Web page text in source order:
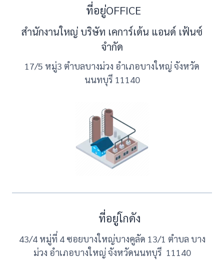
ที่อยู่OFFICE
สำนักงานใหญ่ บริษัท เคการ์เด้น แอนด์ เฟ้นซ์
จำกัด
17/5 หมู่3 ตำบลบางม่วง อำเภอบางใหญ่ จังหวัด
นนทบุรี 11140
ที่อยู่โกดัง
43/4 หมู่ที่ 4 ซอยบางใหญ่บางคูลัด 13/1 ตำบล บาง
ม่วง อำเภอบางใหญ่ จังหวัดนนทบุรี 11140